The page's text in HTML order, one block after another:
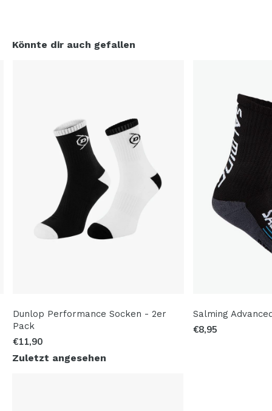
Könnte dir auch gefallen
Dunlop Performance Socken - 2er
Pack
€11,90
Salming
€8,95
Zuletzt angesehen